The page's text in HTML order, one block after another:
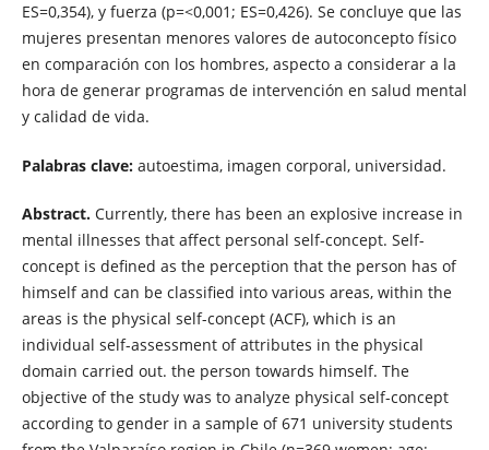
ES=0,354), y fuerza (p=<0,001; ES=0,426). Se concluye que las
mujeres presentan menores valores de autoconcepto físico
en comparación con los hombres, aspecto a considerar a la
hora de generar programas de intervención en salud mental
y calidad de vida.
Palabras clave: autoestima, imagen corporal, universidad.
Abstract. Currently, there has been an explosive increase in
mental illnesses that affect personal self-concept. Self-
concept is defined as the perception that the person has of
himself and can be classified into various areas, within the
areas is the physical self-concept (ACF), which is an
individual self-assessment of attributes in the physical
domain carried out. the person towards himself. The
objective of the study was to analyze physical self-concept
according to gender in a sample of 671 university students